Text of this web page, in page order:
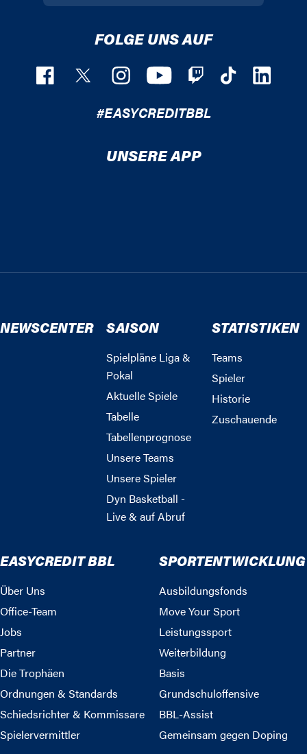
FOLGE UNS AUF
#EASYCREDITBBL
UNSERE APP
NEWSCENTER SAISON
Spielpläne Liga &
Pokal
Aktuelle Spiele
Tabelle
Tabellenprognose
Unsere Teams
Unsere Spieler
Dyn Basketball -
Live & auf Abruf
STATISTIKEN
Teams
Spieler
Historie
Zuschauende
EASYCREDIT BBL
Über Uns
Office-Team
Jobs
Partner
Die Trophäen
Ordnungen & Standards
Schiedsrichter & Kommissare
Spielervermittler
SPORTENTWICKLUNG
Ausbildungsfonds
Move Your Sport
Leistungssport
Weiterbildung
Basis
Grundschuloffensive
BBL-Assist
Gemeinsam gegen Doping